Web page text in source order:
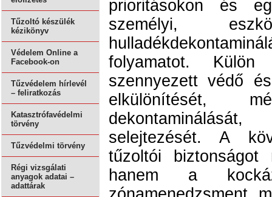
Tűzoltó készülék
kézikönyv
Védelem Online a
Facebook-on
Tűzvédelem hírlevél
– feliratkozás
Katasztrófavédelmi
törvény
Tűzvédelmi törvény
Régi vizsgálati
anyagok adatai –
adattárak
prioritásokon és
személyi,
folyamatot.
szennyezett védő
elkülönítését,
selejtezését. A
tűzoltói biztonságot
hanem a